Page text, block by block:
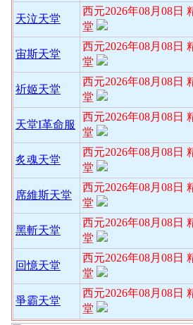
天泣天堂
西元2026年08月08日
堂
宙斯天堂
西元2026年08月08日
堂
祈姬天堂
西元2026年08月08日
堂
天堂I革命服
西元2026年08月08日
堂
炙魂天堂
西元2026年08月08日
堂
席維斯天堂
西元2026年08月08日
堂
黑斬天堂
西元2026年08月08日
堂
回憶天堂
西元2026年08月08日
堂
爭霸天堂
西元2026年08月08日
堂